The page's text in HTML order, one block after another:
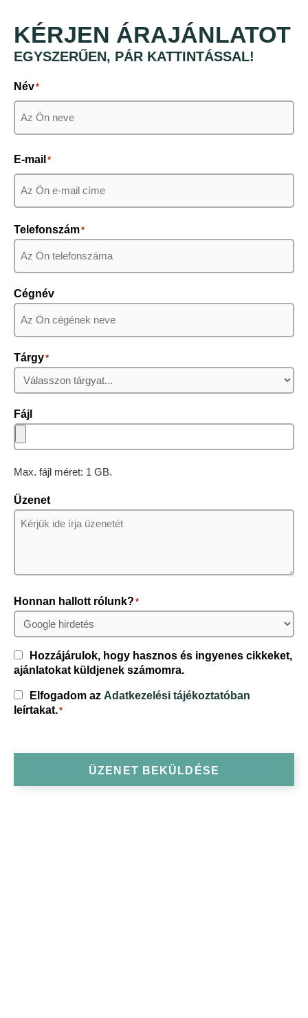
KÉRJEN ÁRAJÁNLATOT
EGYSZERŰEN, PÁR KATTINTÁSSAL!
Név*
E-mail *
Telefonszám*
Cégnév
Tárgy*
Fájl
Max. fájl méret: 1 GB.
Üzenet
Honnan hallott rólunk? *
Consent
Hozzájárulok, hogy hasznos és ingyenes cikkeket,
ajánlatokat küldjenek számomra.
Consent*
Elfogadom az Adatkezelési tájékoztatóban
leírtakat.*
ÜZENET BEKÜLDÉSE